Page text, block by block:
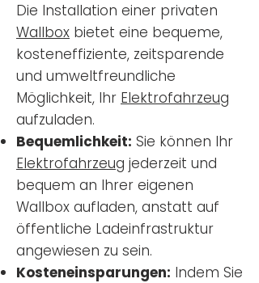
Die Installation einer privaten
Wallbox bietet eine bequeme,
kosteneffiziente, zeitsparende
und umweltfreundliche
Möglichkeit, Ihr Elektrofahrzeug
aufzuladen.
Bequemlichkeit: Sie können Ihr
Elektrofahrzeug jederzeit und
bequem an Ihrer eigenen
Wallbox aufladen, anstatt auf
öffentliche Ladeinfrastruktur
angewiesen zu sein.
Kosteneinsparungen: Indem Sie